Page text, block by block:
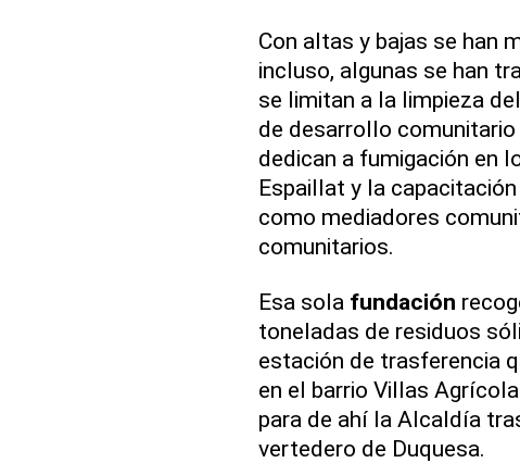
Con altas y bajas se han
incluso, algunas se han
se limitan a la limpieza
de desarrollo
dedican a fumigación en
Espaillat y la
como mediadores
comunitarios.
Esa sola fundación
toneladas de residuos
estación de trasferencia
en el barrio Villas
para de ahí la Alcaldía
vertedero de Duquesa.